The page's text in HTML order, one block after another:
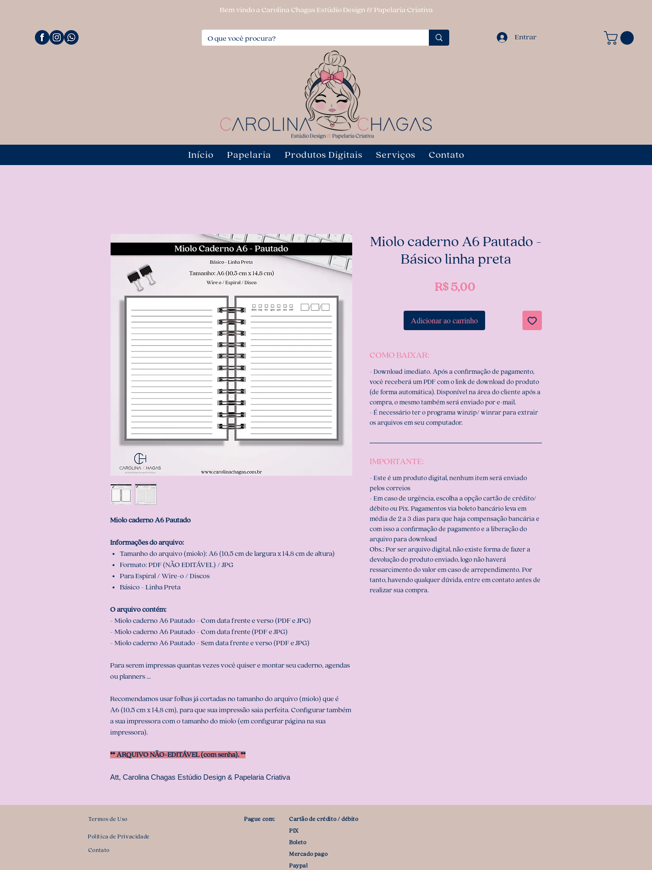
Bem vindo a Carolina Chagas Estúdio Design & Papelaria Criativa
Entrar
Início Papelaria Produtos Digitais Serviços Contato
Miolo caderno A6 Pautado
Informações do arquivo:
Tamanho do arquivo (miolo): A6 (10,5 cm de largura x 14,8 cm de altura)
Formato: PDF (NÃO EDITÁVEL) / JPG
Para Espiral / Wire-o / Discos
Básico - Linha Preta
O arquivo contém:
- Miolo caderno A6 Pautado - Com data frente e verso (PDF e JPG)
- Miolo caderno A6 Pautado - Com data frente (PDF e JPG)
- Miolo caderno A6 Pautado - Sem data frente e verso (PDF e JPG)
Para serem impressas quantas vezes você quiser e montar seu caderno, agendas
ou planners ...
Recomendamos usar folhas já cortadas no tamanho do arquivo (miolo) que é
A6 (10,5 cm x 14,8 cm), para que sua impressão saia perfeita. Configurar também
a sua impressora com o tamanho do miolo (em configurar página na sua
impressora).
** ARQUIVO NÃO-EDITÁVEL (com senha). **
Att, Carolina Chagas Estúdio Design & Papelaria Criativa
Miolo caderno A6 Pautado -
Básico linha preta
R$ 5,00Preço
Adicionar ao carrinho
COMO BAIXAR:
- Download imediato. Após a confirmação de pagamento,
você receberá um PDF com o link de download do produto
(de forma automática). Disponível na área do cliente após a
compra, o mesmo também será enviado por e-mail.
- É necessário ter o programa winzip/ winrar para extrair
os arquivos em seu computador.
IMPORTANTE:
- Este é um produto digital, nenhum item será enviado
pelos correios
- Em caso de urgência, escolha a opção cartão de crédito/
débito ou Pix. Pagamentos via boleto bancário leva em
média de 2 a 3 dias para que haja compensação bancária e
com isso a confirmação de pagamento e a liberação do
arquivo para download
Obs.: Por ser arquivo digital, não existe forma de fazer a
devolução do produto enviado, logo não haverá
ressarcimento do valor em caso de arrependimento. Por
tanto, havendo qualquer dúvida, entre em contato antes de
realizar sua compra.
Termos de Uso
Política de Privacidade
Contato
Pague com:
Cartão de crédito / débito
PIX
Boleto
Mercado pago
Paypal